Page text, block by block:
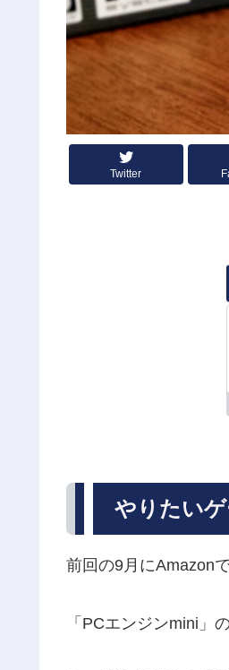
Twitter
やりたい
前回の9月にAmazon
「PCエンジンmini」